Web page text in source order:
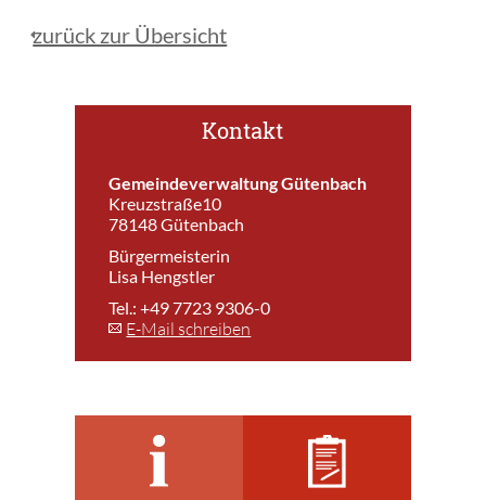
zurück zur Übersicht
Kontakt
Gemeindeverwaltung Gütenbach
Kreuzstraße10
78148 Gütenbach
Bürgermeisterin
Lisa Hengstler
Tel.: +49 7723 9306-0
E-Mail schreiben